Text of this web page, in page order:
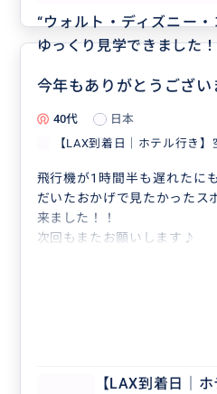
“ウォルト・ディズニー
ゆっくり見学できました！
今年もありがとうござい
40代
日本
【LAX到着日｜ホテル行き
飛行機が1時間半も遅れたに
だいたおかげで見たかったス
来ました！！
次回もまたお願いします♪
【LAX到着日｜